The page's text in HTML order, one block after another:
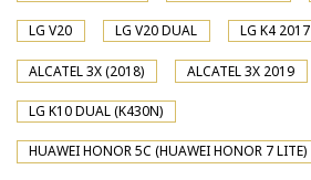
LG V20 LG V20 DUAL LG K4 2017
ALCATEL 3X (2018) ALCATEL 3X 2019
LG K10 DUAL (K430N)
HUAWEI HONOR 5C (HUAWEI HONOR 7 LITE)